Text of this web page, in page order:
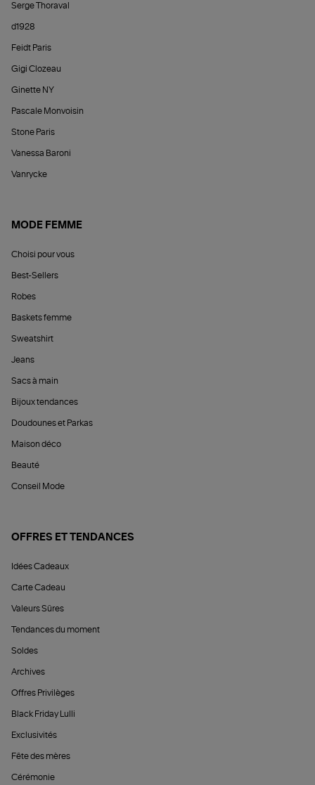
Serge Thoraval
d1928
Feidt Paris
Gigi Clozeau
Ginette NY
Pascale Monvoisin
Stone Paris
Vanessa Baroni
Vanrycke
MODE FEMME
Choisi pour vous
Best-Sellers
Robes
Baskets femme
Sweatshirt
Jeans
Sacs à main
Bijoux tendances
Doudounes et Parkas
Maison déco
Beauté
Conseil Mode
OFFRES ET TENDANCES
Idées Cadeaux
Carte Cadeau
Valeurs Sûres
Tendances du moment
Soldes
Archives
Offres Privilèges
Black Friday Lulli
Exclusivités
Fête des mères
Cérémonie